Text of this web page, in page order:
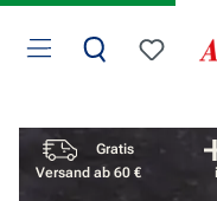
Zum Hauptinhalt
Du
Vorteile überspringen
Gratis
Versand ab 60 €